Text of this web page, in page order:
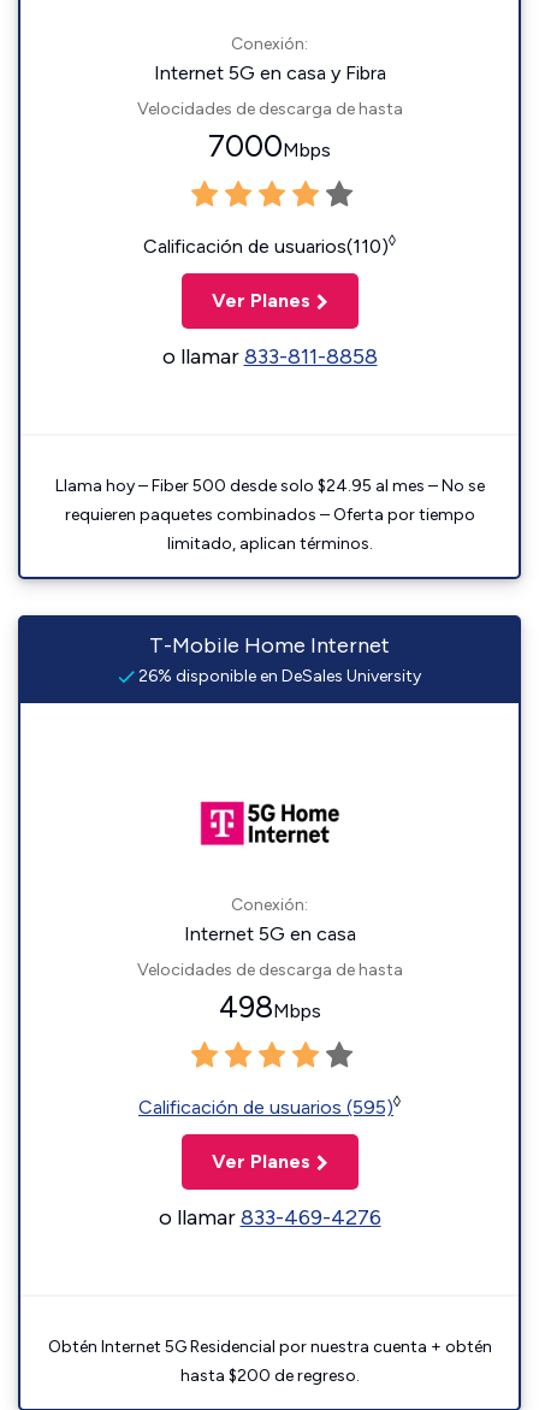
Conexión:
Internet 5G en casa y Fibra
Velocidades de descarga de hasta
7000Mbps
Calificación de usuarios(110)◊
Ver Planes
o llamar833-811-8858
Llama hoy – Fiber 500 desde solo $24.95 al mes – No se
requieren paquetes combinados – Oferta por tiempo
limitado, aplican términos.
T-Mobile Home Internet
26% disponible en DeSales University
Conexión:
Internet 5G en casa
Velocidades de descarga de hasta
498Mbps
Calificación de usuarios (595)◊
Ver Planes
o llamar833-469-4276
Obtén Internet 5G Residencial por nuestra cuenta + obtén
hasta $200 de regreso.